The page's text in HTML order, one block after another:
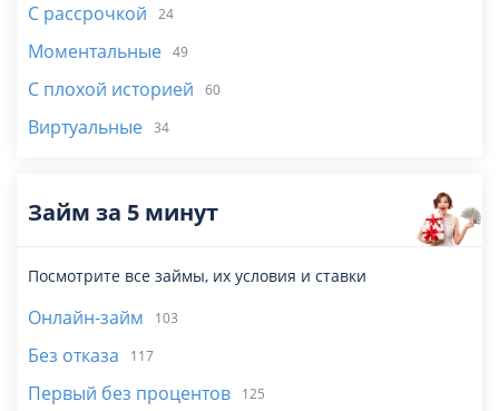
С рассрочкой 24
Моментальные 49
С плохой историей 60
Виртуальные 34
Займ за 5 минут
Посмотрите все займы, их условия и ставки
Онлайн-займ 103
Без отказа 117
Первый без процентов 125